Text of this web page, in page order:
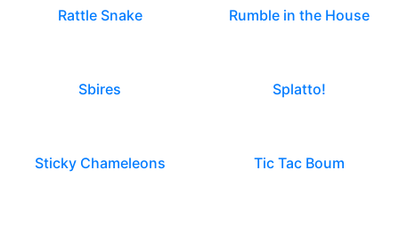
Rattle Snake Rumble in the House
Sbires Splatto!
Sticky Chameleons Tic Tac Boum